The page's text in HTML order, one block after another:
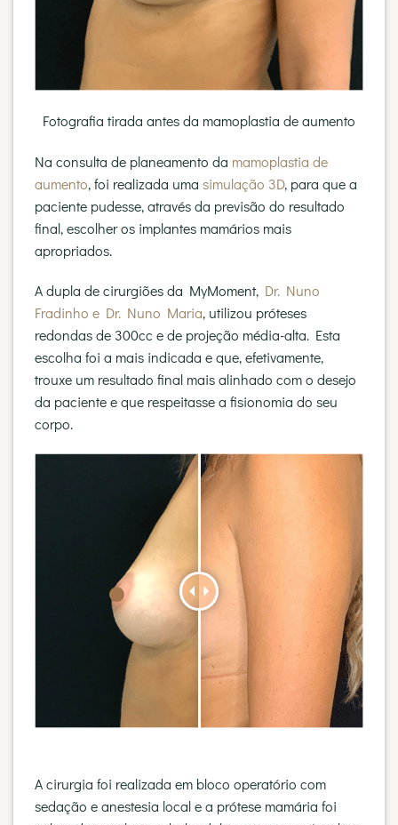
Fotografia tirada antes da mamoplastia de aumento
Na consulta de planeamento da mamoplastia de
aumento, foi realizada uma simulação 3D, para que a
paciente pudesse, através da previsão do resultado
final, escolher os implantes mamários mais
apropriados.
A dupla de cirurgiões da MyMoment, Dr. Nuno
Fradinho e Dr. Nuno Maria, utilizou próteses
redondas de 300cc e de projeção média-alta. Esta
escolha foi a mais indicada e que, efetivamente,
trouxe um resultado final mais alinhado com o desejo
da paciente e que respeitasse a fisionomia do seu
corpo.
A cirurgia foi realizada em bloco operatório com
sedação e anestesia local e a prótese mamária foi